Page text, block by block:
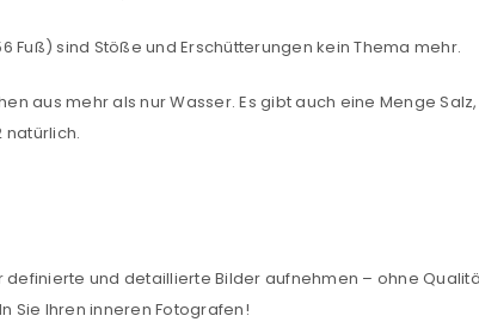
bleiben
Ein Link zum Erstellen
Fuß) sind Stöße und Erschütterungen kein Thema mehr.
aus mehr als nur Wasser. Es gibt auch eine Menge
natürlich.
definierte und detaillierte Bilder aufnehmen – ohne
Sie Ihren inneren Fotografen!